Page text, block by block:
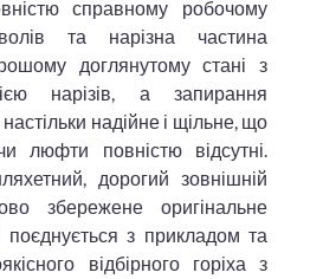
справному робочому
та нарізна частина
доглянутому стані з
нарізів, а запирання
надійне і щільне, що
люфти повністю відсутні.
дорогий зовнішній
збережене оригінальне
поєднується з прикладом та
відбірного горіха з